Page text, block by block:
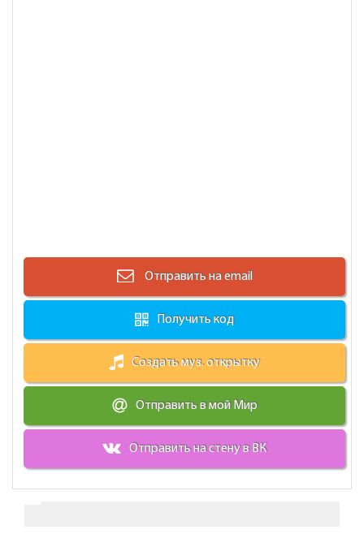
Отправить на email
Получить код
Создать муз. открытку
Отправить в мой Мир
Отправить на стену в ВК